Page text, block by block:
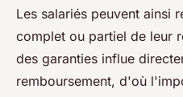
Les salariés peuvent ainsi
complet ou partiel de leur
des garanties influe
remboursement, d'où